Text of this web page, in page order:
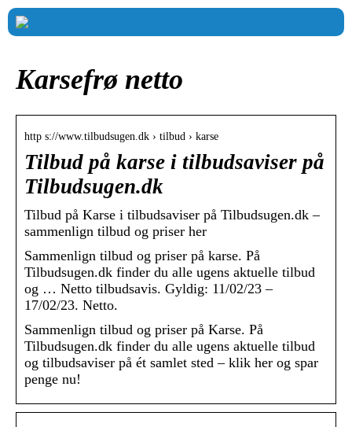
Karsefrø netto
http s://www.tilbudsugen.dk › tilbud › karse
Tilbud på karse i tilbudsaviser på
Tilbudsugen.dk
Tilbud på Karse i tilbudsaviser på Tilbudsugen.dk –
sammenlign tilbud og priser her
Sammenlign tilbud og priser på karse. På
Tilbudsugen.dk finder du alle ugens aktuelle tilbud
og … Netto tilbudsavis. Gyldig: 11/02/23 –
17/02/23. Netto.
Sammenlign tilbud og priser på Karse. På
Tilbudsugen.dk finder du alle ugens aktuelle tilbud
og tilbudsaviser på ét samlet sted – klik her og spar
penge nu!